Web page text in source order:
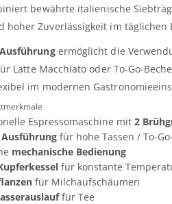
bewährte italienische
hoher Zuverlässigkeit im täglichen
ermöglicht die
Latte Macchiato oder To-Go-
im modernen
Espressomaschine mit 2
Ausführung für hohe Tassen / To-
mechanische Bedienung
für konstante
für Milchaufschäumen
für Tee